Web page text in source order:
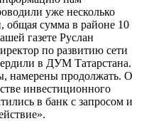
уже несколько
общая сумма в районе 10
газете Руслан
по развитию сети
в ДУМ Татарстана.
намерены продолжать. О
инвестиционного
в банк с запросом и